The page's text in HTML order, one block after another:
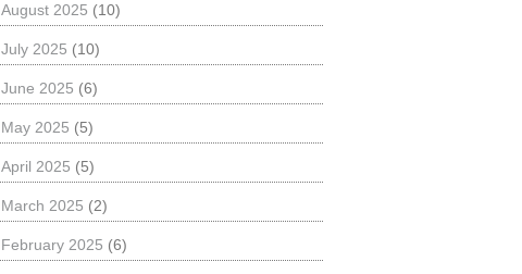
August 2025 (10)
July 2025 (10)
June 2025 (6)
May 2025 (5)
April 2025 (5)
March 2025 (2)
February 2025 (6)